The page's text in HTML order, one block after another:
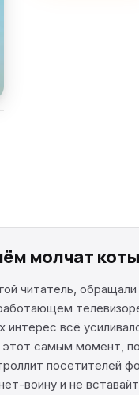
молчат
читатель,
всё
самым момент,
посетителей
воину и не